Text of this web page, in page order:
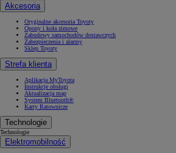
Akcesoria
Oryginalne akcesoria Toyoty
Opony i koła zimowe
Zabudowy samochodów dostawczych
Zabezpieczenia i alarmy
Sklep Toyoty
Strefa klienta
Aplikacja MyToyota
Instrukcje obsługi
Aktualizacja map
System Bluetooth®
Karty Ratownicze
Technologie
Technologie
Elektromobilność